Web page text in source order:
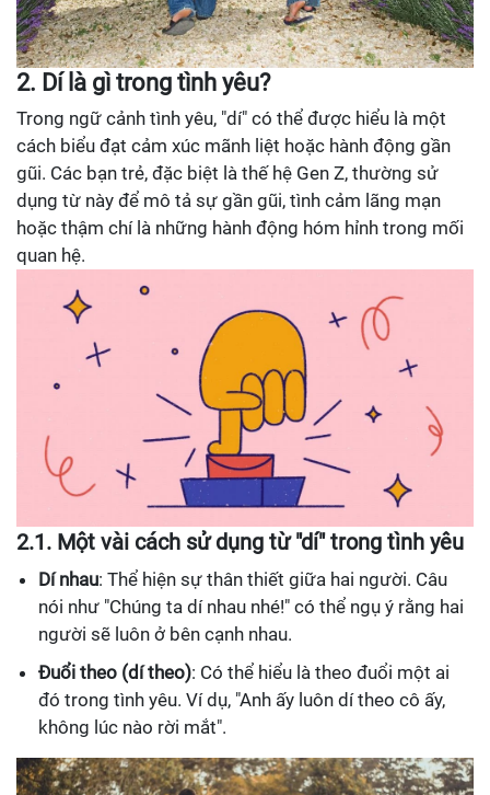
2. Dí là gì trong tình yêu?
Trong ngữ cảnh tình yêu, "dí" có thể được hiểu là một
cách biểu đạt cảm xúc mãnh liệt hoặc hành động gần
gũi. Các bạn trẻ, đặc biệt là thế hệ Gen Z, thường sử
dụng từ này để mô tả sự gần gũi, tình cảm lãng mạn
hoặc thậm chí là những hành động hóm hỉnh trong mối
quan hệ.
2.1. Một vài cách sử dụng từ "dí" trong tình yêu
Dí nhau: Thể hiện sự thân thiết giữa hai người. Câu
nói như "Chúng ta dí nhau nhé!" có thể ngụ ý rằng hai
người sẽ luôn ở bên cạnh nhau.
Đuổi theo (dí theo): Có thể hiểu là theo đuổi một ai
đó trong tình yêu. Ví dụ, "Anh ấy luôn dí theo cô ấy,
không lúc nào rời mắt".